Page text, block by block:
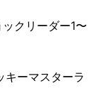
クリーダー1〜
キーマスターラ